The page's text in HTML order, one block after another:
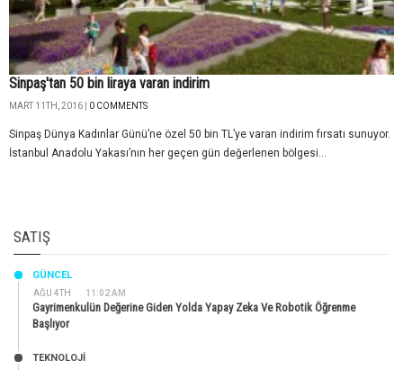
Sinpaş'tan 50 bin liraya varan indirim
MART 11TH, 2016 | 0 COMMENTS
Sinpaş Dünya Kadınlar Günü’ne özel 50 bin TL’ye varan indirim fırsatı sunuyor.
İstanbul Anadolu Yakası’nın her geçen gün değerlenen bölgesi...
SATIŞ
AĞU 4TH 11:02 AM
GÜNCEL
Gayrimenkulün Değerine Giden Yolda Yapay Zeka Ve Robotik Öğrenme
Başlıyor
TEKNOLOJİ